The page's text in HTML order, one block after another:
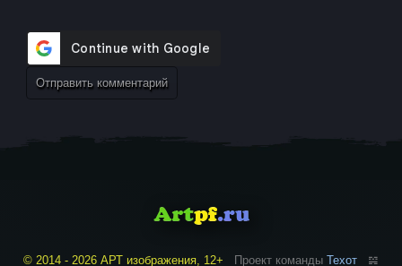
© 2014 - 2026 АРТ изображения, 12+ Проект команды Техот 𝌴